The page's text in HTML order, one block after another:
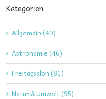
Kategorien
Allgemein (49)
Astronomie (46)
Freitagsalon (81)
Natur & Umwelt (95)